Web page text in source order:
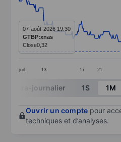
Line chart with 226 data
The chart has 1 X axis
The chart has 1 Y axis
juil. 13 17 21
07-août-2026 19:30
GTBP:xnas
Close0,32
End of interactive chart.
Intra-journalier 1S 1M
Ouvrir un compte pour
techniques et d’analyses.